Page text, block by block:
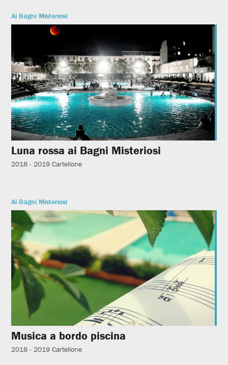
Ai Bagni Misteriosi
Luna rossa ai Bagni Misteriosi
2018 - 2019 Cartellone
Ai Bagni Misteriosi
Musica a bordo piscina
2018 - 2019 Cartellone